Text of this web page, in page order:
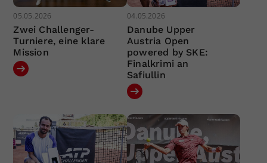
05.05.2026
Zwei Challenger-
Turniere, eine klare
Mission
04.05.2026
Danube Upper
Austria Open
powered by SKE:
Finalkrimi an
Safiullin